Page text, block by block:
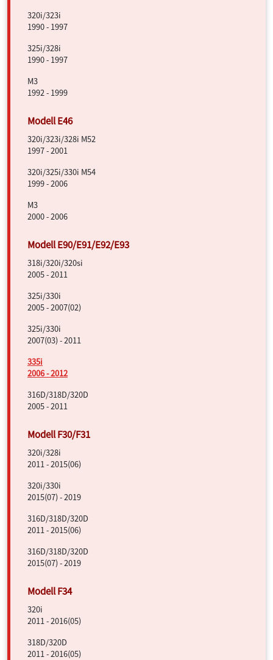
320i/323i
1990 - 1997
325i/328i
1990 - 1997
M3
1992 - 1999
320i/323i/328i M52
1997 - 2001
320i/325i/330i M54
1999 - 2006
M3
2000 - 2006
318i/320i/320si
2005 - 2011
325i/330i
2005 - 2007(02)
325i/330i
2007(03) - 2011
335i
2006 - 2012
316D/318D/320D
2005 - 2011
320i/328i
2011 - 2015(06)
320i/330i
2015(07) - 2019
316D/318D/320D
2011 - 2015(06)
316D/318D/320D
2015(07) - 2019
320i
2011 - 2016(05)
318D/320D
2011 - 2016(05)